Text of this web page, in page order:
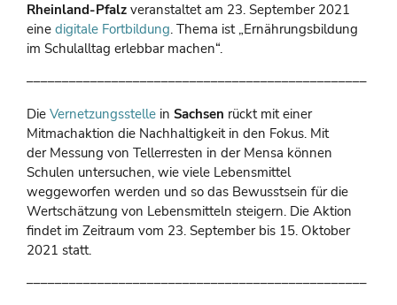
Rheinland-Pfalz veranstaltet am 23. September 2021
eine digitale Fortbildung. Thema ist „Ernährungsbildung
im Schulalltag erlebbar machen“.
––––––––––––––––––––––––––––––––––––––––––––––––
Die Vernetzungsstelle in Sachsen rückt mit einer
Mitmachaktion die Nachhaltigkeit in den Fokus. Mit
der Messung von Tellerresten in der Mensa können
Schulen untersuchen, wie viele Lebensmittel
weggeworfen werden und so das Bewusstsein für die
Wertschätzung von Lebensmitteln steigern. Die Aktion
findet im Zeitraum vom 23. September bis 15. Oktober
2021 statt.
––––––––––––––––––––––––––––––––––––––––––––––––